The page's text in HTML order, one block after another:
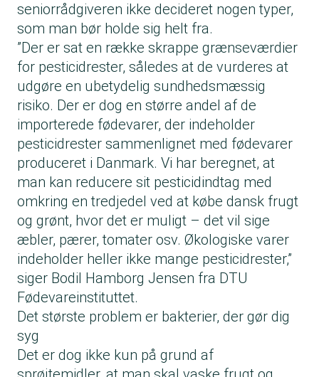
seniorrådgiveren ikke decideret nogen typer,
som man bør holde sig helt fra.
”Der er sat en række skrappe grænseværdier
for pesticidrester, således at de vurderes at
udgøre en ubetydelig sundhedsmæssig
risiko. Der er dog en større andel af de
importerede fødevarer, der indeholder
pesticidrester sammenlignet med fødevarer
produceret i Danmark. Vi har beregnet, at
man kan reducere sit pesticidindtag med
omkring en tredjedel ved at købe dansk frugt
og grønt, hvor det er muligt – det vil sige
æbler, pærer, tomater osv. Økologiske varer
indeholder heller ikke mange pesticidrester,”
siger Bodil Hamborg Jensen fra DTU
Fødevareinstituttet.
Det største problem er bakterier, der gør dig
syg
Det er dog ikke kun på grund af